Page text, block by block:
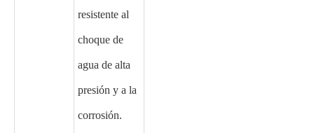
resistente al
choque de
agua de alta
presión y a la
corrosión.